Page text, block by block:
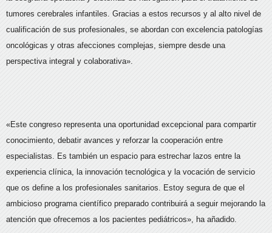
tumores cerebrales infantiles. Gracias a estos recursos y al alto nivel de
cualificación de sus profesionales, se abordan con excelencia patologías
oncológicas y otras afecciones complejas, siempre desde una
perspectiva integral y colaborativa».
«Este congreso representa una oportunidad excepcional para compartir
conocimiento, debatir avances y reforzar la cooperación entre
especialistas. Es también un espacio para estrechar lazos entre la
experiencia clínica, la innovación tecnológica y la vocación de servicio
que os define a los profesionales sanitarios. Estoy segura de que el
ambicioso programa científico preparado contribuirá a seguir mejorando la
atención que ofrecemos a los pacientes pediátricos», ha añadido.